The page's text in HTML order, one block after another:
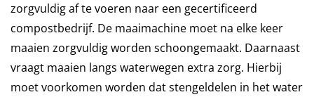
zorgvuldig af te voeren naar een gecertificeerd
compostbedrijf. De maaimachine moet na elke keer
maaien zorgvuldig worden schoongemaakt. Daarnaast
vraagt maaien langs waterwegen extra zorg. Hierbij
moet voorkomen worden dat stengeldelen in het water